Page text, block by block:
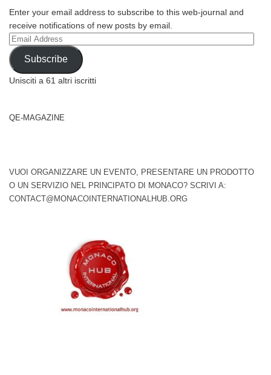
Enter your email address to subscribe to this web-journal and
receive notifications of new posts by email.
Email
Address
Subscribe
Unisciti a 61 altri iscritti
QE-MAGAZINE
VUOI ORGANIZZARE UN EVENTO, PRESENTARE UN PRODOTTO
O UN SERVIZIO NEL PRINCIPATO DI MONACO? SCRIVI A:
CONTACT@MONACOINTERNATIONALHUB.ORG